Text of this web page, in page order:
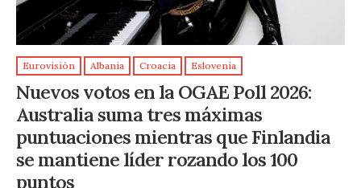
Eurovisión Albania Croacia Eslovenia
Nuevos votos en la OGAE Poll 2026:
Australia suma tres máximas
puntuaciones mientras que Finlandia
se mantiene líder rozando los 100
puntos